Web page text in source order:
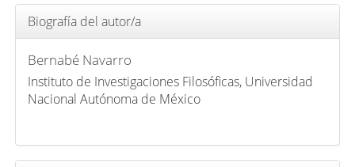
Biografía del autor/a
Bernabé Navarro
Instituto de Investigaciones Filosóficas, Universidad
Nacional Autónoma de México